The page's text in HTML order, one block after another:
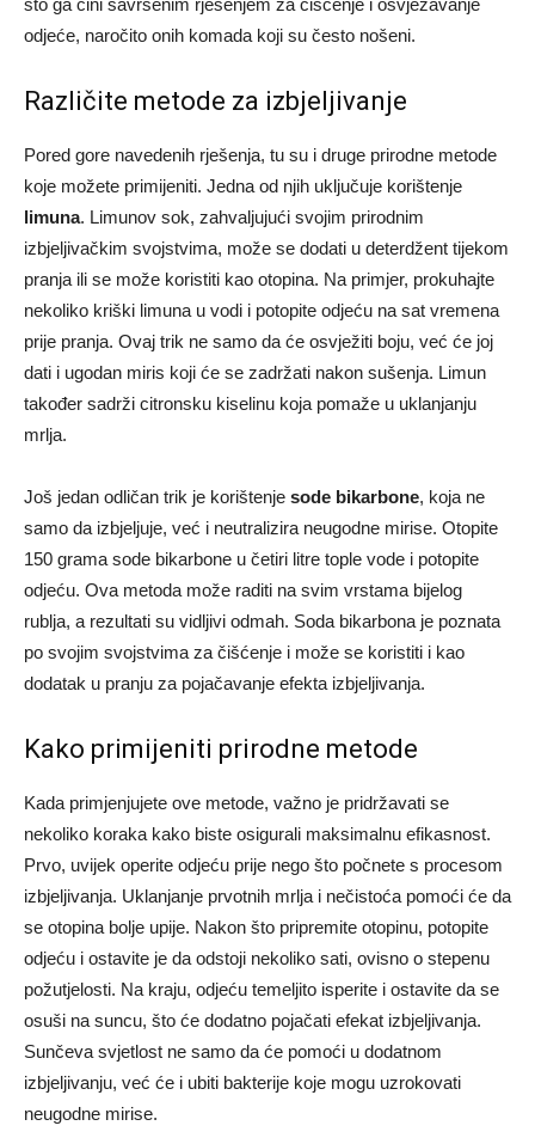
što ga čini savršenim rješenjem za čišćenje i osvježavanje
odjeće, naročito onih komada koji su često nošeni.
Različite metode za izbjeljivanje
Pored gore navedenih rješenja, tu su i druge prirodne metode
koje možete primijeniti. Jedna od njih uključuje korištenje
limuna. Limunov sok, zahvaljujući svojim prirodnim
izbjeljivačkim svojstvima, može se dodati u deterdžent tijekom
pranja ili se može koristiti kao otopina. Na primjer, prokuhajte
nekoliko kriški limuna u vodi i potopite odjeću na sat vremena
prije pranja. Ovaj trik ne samo da će osvježiti boju, već će joj
dati i ugodan miris koji će se zadržati nakon sušenja. Limun
također sadrži citronsku kiselinu koja pomaže u uklanjanju
mrlja.
Još jedan odličan trik je korištenje sode bikarbone, koja ne
samo da izbjeljuje, već i neutralizira neugodne mirise. Otopite
150 grama sode bikarbone u četiri litre tople vode i potopite
odjeću. Ova metoda može raditi na svim vrstama bijelog
rublja, a rezultati su vidljivi odmah. Soda bikarbona je poznata
po svojim svojstvima za čišćenje i može se koristiti i kao
dodatak u pranju za pojačavanje efekta izbjeljivanja.
Kako primijeniti prirodne metode
Kada primjenjujete ove metode, važno je pridržavati se
nekoliko koraka kako biste osigurali maksimalnu efikasnost.
Prvo, uvijek operite odjeću prije nego što počnete s procesom
izbjeljivanja. Uklanjanje prvotnih mrlja i nečistoća pomoći će da
se otopina bolje upije. Nakon što pripremite otopinu, potopite
odjeću i ostavite je da odstoji nekoliko sati, ovisno o stepenu
požutjelosti. Na kraju, odjeću temeljito isperite i ostavite da se
osuši na suncu, što će dodatno pojačati efekat izbjeljivanja.
Sunčeva svjetlost ne samo da će pomoći u dodatnom
izbjeljivanju, već će i ubiti bakterije koje mogu uzrokovati
neugodne mirise.